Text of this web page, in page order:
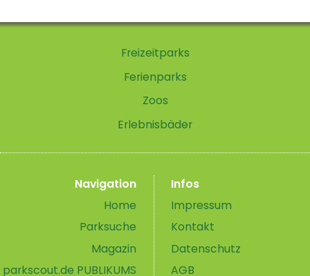
Freizeitparks
Ferienparks
Zoos
Erlebnisbäder
Navigation
Home
Parksuche
Magazin
parkscout.de PUBLIKUMS
Infos
Impressum
Kontakt
Datenschutz
AGB